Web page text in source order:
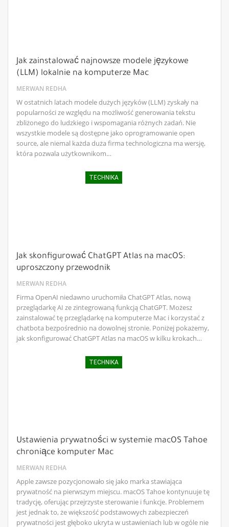
Jak zainstalować najnowsze modele językowe
(LLM) lokalnie na komputerze Mac
MERWAN REDHA
W ostatnich latach modele dużych języków (LLM) zyskały na
popularności ze względu na możliwość generowania tekstu
zbliżonego do ludzkiego i wspomagania różnych zadań. Nie
wszystkie modele są dostępne jako oprogramowanie open
source, ale niemal każda duża firma technologiczna ma wersję,
która pozwala użytkownikom…
TECHNIKA
Jak skonfigurować ChatGPT Atlas na macOS:
uproszczony przewodnik
MERWAN REDHA
Firma OpenAI niedawno uruchomiła ChatGPT Atlas, nową
przeglądarkę AI ze zintegrowaną funkcją ChatGPT. Możesz
zainstalować tę przeglądarkę na komputerze Mac i korzystać z
chatbota bezpośrednio na dowolnej stronie. Poniżej pokażemy,
jak skonfigurować ChatGPT Atlas na macOS w kilku krokach…
TECHNIKA
Ustawienia prywatności w systemie macOS Tahoe
chroniące komputer Mac
MERWAN REDHA
Apple zawsze pozycjonowało się jako marka stawiająca
prywatność na pierwszym miejscu. macOS Tahoe kontynuuje tę
tradycję, oferując przejrzyste sterowanie i funkcje. Problemem
jest jednak to, że większość podstawowych zabezpieczeń
prywatności jest głęboko ukryta w ustawieniach lub w ogóle nie